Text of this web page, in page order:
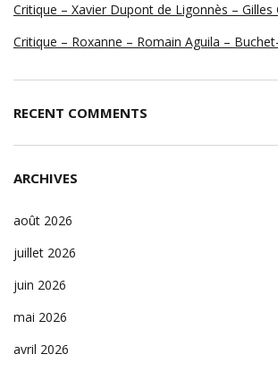
Critique – Xavier Dupont de Ligonnès –
Critique – Roxanne – Romain Aguila –
RECENT COMMENTS
ARCHIVES
août 2026
juillet 2026
juin 2026
mai 2026
avril 2026